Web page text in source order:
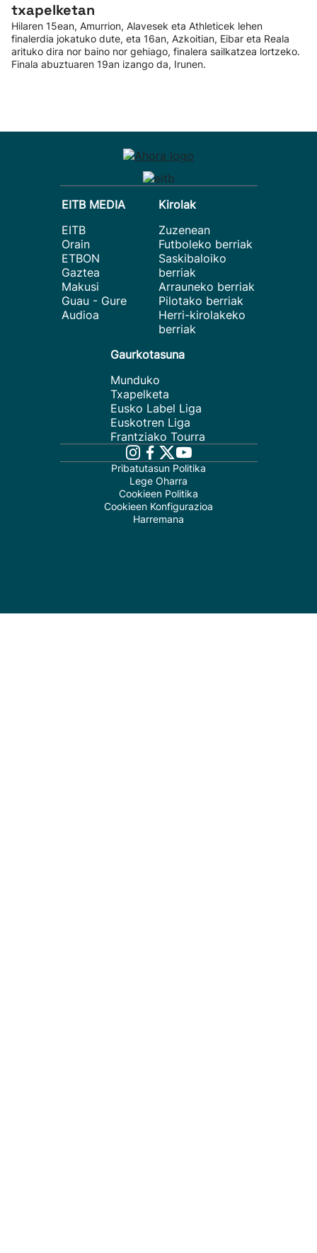
txapelketan
Hilaren 15ean, Amurrion, Alavesek eta Athleticek lehen
finalerdia jokatuko dute, eta 16an, Azkoitian, Eibar eta Reala
arituko dira nor baino nor gehiago, finalera sailkatzea lortzeko.
Finala abuztuaren 19an izango da, Irunen.
EITB MEDIA
EITB
Orain
ETBON
Gaztea
Makusi
Guau - Gure
Audioa
Kirolak
Zuzenean
Futboleko berriak
Saskibaloiko
berriak
Arrauneko berriak
Pilotako berriak
Herri-kirolakeko
berriak
Gaurkotasuna
Munduko
Txapelketa
Eusko Label Liga
Euskotren Liga
Frantziako Tourra
Pribatutasun Politika
Lege Oharra
Cookieen Politika
Cookieen Konfigurazioa
Harremana